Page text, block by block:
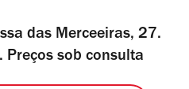
das Merceeiras, 27.
sob consulta